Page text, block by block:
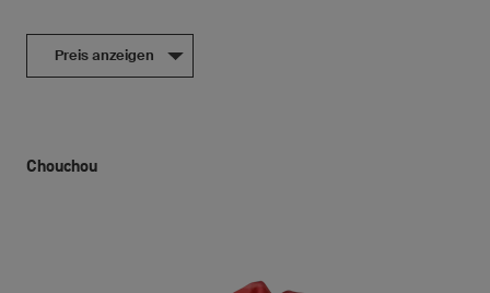
Preis anzeigen
Chouchou